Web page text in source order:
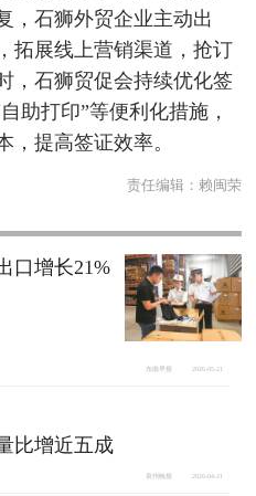
，石狮外贸企业主动出
拓展线上营销渠道，抢订
，石狮贸促会持续优化签
助打印”等便利化措施，
，提高签证效率。
责任编辑： 赖闽荣
口增长21%
东南早报 2026-05-21
比增近五成
泉州晚报 2026-04-21